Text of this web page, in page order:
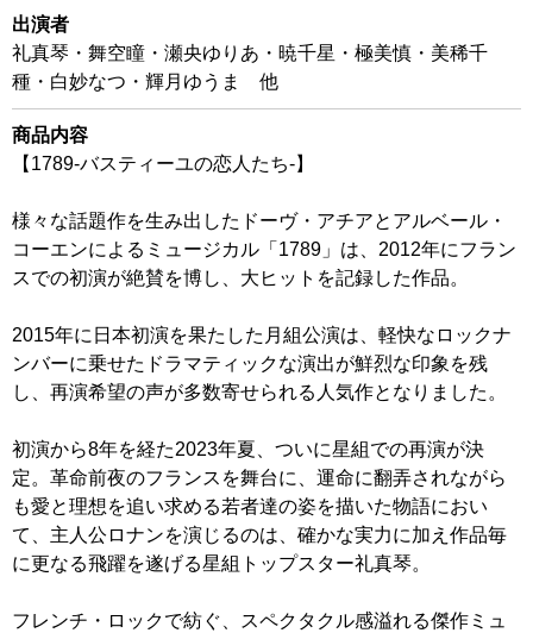
出演者
礼真琴・舞空瞳・瀬央ゆりあ・暁千星・極美慎・美稀千
種・白妙なつ・輝月ゆうま 他
商品内容
【1789-バスティーユの恋人たち-】
様々な話題作を生み出したドーヴ・アチアとアルベール・
コーエンによるミュージカル「1789」は、2012年にフラン
スでの初演が絶賛を博し、大ヒットを記録した作品。
2015年に日本初演を果たした月組公演は、軽快なロックナ
ンバーに乗せたドラマティックな演出が鮮烈な印象を残
し、再演希望の声が多数寄せられる人気作となりました。
初演から8年を経た2023年夏、ついに星組での再演が決
定。革命前夜のフランスを舞台に、運命に翻弄されながら
も愛と理想を追い求める若者達の姿を描いた物語におい
て、主人公ロナンを演じるのは、確かな実力に加え作品毎
に更なる飛躍を遂げる星組トップスター礼真琴。
フレンチ・ロックで紡ぐ、スペクタクル感溢れる傑作ミュ